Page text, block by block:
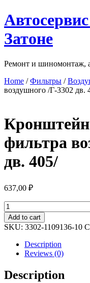
Перейти
к
содержимому
Затоне
Ремонт и шиномонтаж,
Home /Фильтры /
воздушного /Г-3302 дв.
фильтра
дв. 405/
637,00 ₽
Кронштейн
крепления
фильтра
воздушного
Г-3302
405/
quantity
Add to cart
SKU: 3302-1109136-10
Description
Reviews (0)
Description